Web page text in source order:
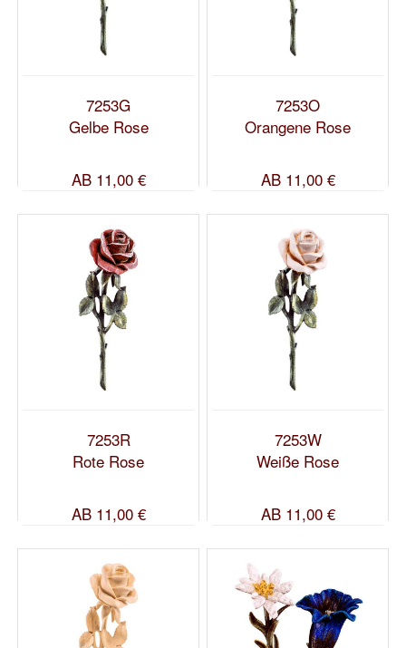
7253G
Gelbe Rose
AB11,00 €
7253O
Orangene Rose
AB11,00 €
7253R
Rote Rose
AB11,00 €
7253W
Weiße Rose
AB11,00 €